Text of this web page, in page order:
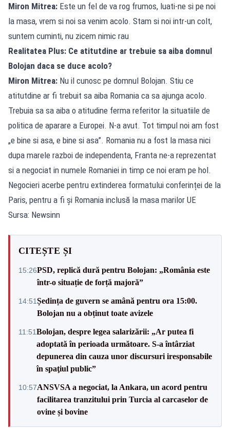
Miron Mitrea: Este un fel de va rog frumos, luati-ne si pe noi
la masa, vrem si noi sa venim acolo. Stam si noi intr-un colt,
suntem cuminti, nu zicem nimic rau
Realitatea Plus: Ce atitutdine ar trebuie sa aiba domnul
Bolojan daca se duce acolo?
Miron Mitrea: Nu il cunosc pe domnul Bolojan. Stiu ce
atitutdine ar fi trebuit sa aiba Romania ca sa ajunga acolo.
Trebuia sa sa aiba o atitudine ferma referitor la situatiile de
politica de aparare a Europei. N-a avut. Tot timpul noi am fost
„e bine si asa, e bine si asa”. Romania nu a fost la masa nici
dupa marele razboi de independenta, Franta ne-a reprezentat
si a negociat in numele Romaniei in timp ce noi eram pe hol.
Negocieri acerbe pentru extinderea formatului conferinței de la
Paris, pentru a fi și Romania inclusă la masa marilor UE
Sursa: Newsinn
CITEȘTE ȘI
15:26PSD, replică dură pentru Bolojan: „România este
într-o situație de forță majoră”
14:51Ședința de guvern se amână pentru ora 15:00.
Bolojan nu a obținut toate avizele
11:51Bolojan, despre legea salarizării: „Ar putea fi
adoptată în perioada următoare. S-a întârziat
depunerea din cauza unor discursuri iresponsabile
în spaţiul public”
10:57ANSVSA a negociat, la Ankara, un acord pentru
facilitarea tranzitului prin Turcia al carcaselor de
ovine și bovine